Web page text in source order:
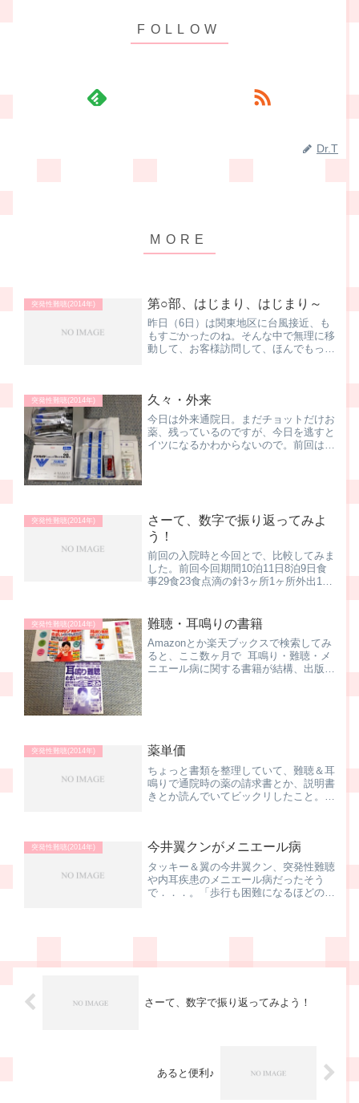
Dr.T
突発性難聴(2014年) 第○部、はじまり、はじまり～
昨日（6日）は関東地区に台風接近、も
もすごかったのね。そんな中で無理に移
動して、お客様訪問して、ほんでもっ
しくない状態。巧く表できな...
突発性難聴(2014年) 久々・外来
今日は外来通院日。まだチョットだけお
薬、残っているのですが、今日を逃すと
イツになるかわからないので。前回は2
突発性難聴(2014年)
さーて、数字で振り返ってみよ
う！
前回の入院時と今回とで、比較してみま
した。前回今回期間10泊11日8泊9日食
事29食23食点滴の針3ヶ所1ヶ所外出1回
ては、ひたすら点滴ってことで、ほぼ同
じ内容...
突発性難聴(2014年) 難聴・耳鳴りの書籍
Amazonとか楽天ブックスで検索してみ
ると、ここ数ヶ月で 耳鳴り・難聴・メ
ニエール病に関する書籍が結構、出版さ
突発性難聴(2014年) 薬単価
ちょっと書類を整理していて、難聴＆耳
鳴りで通院時の薬の請求書とか、説明書
きとか読んでいてビックリしたこと。同
ラミン錠500「トー...
突発性難聴(2014年) 今井翼クンがメニエール病
タッキー＆翼の今井翼クン、突発性難聴
や内耳疾患のメニエール病だったそう
で．．．。「歩行も困難になるほどのめ
さーて、数字で振り返ってみよう！
あると便利♪